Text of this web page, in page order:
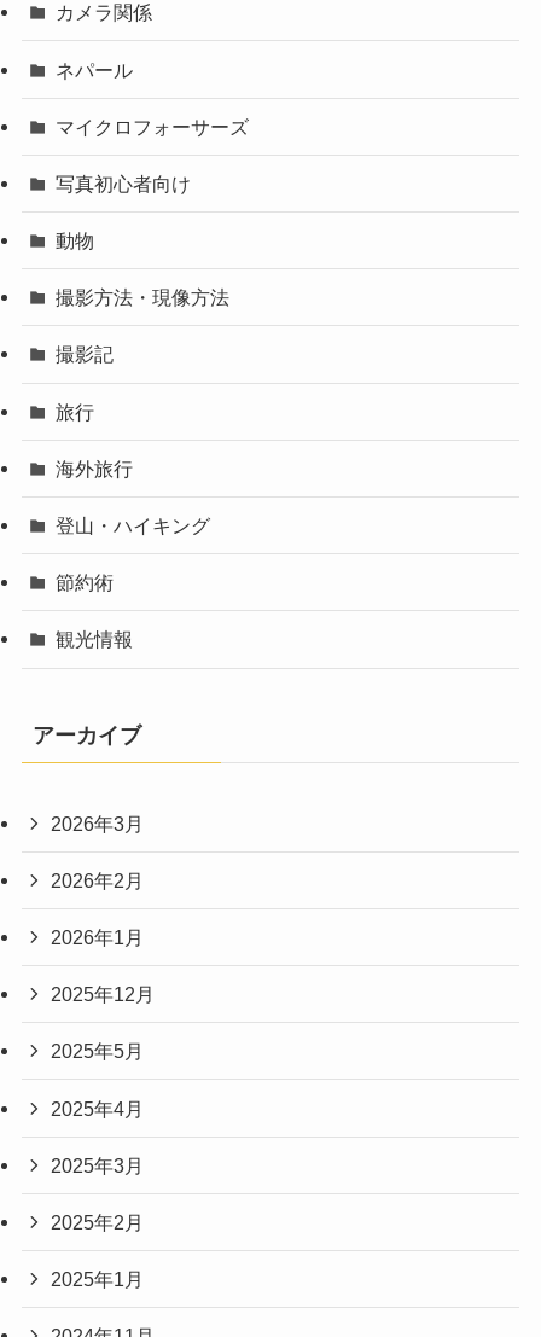
カメラ関係
ネパール
マイクロフォーサーズ
写真初心者向け
動物
撮影方法・現像方法
撮影記
旅行
海外旅行
登山・ハイキング
節約術
観光情報
アーカイブ
2026年3月
2026年2月
2026年1月
2025年12月
2025年5月
2025年4月
2025年3月
2025年2月
2025年1月